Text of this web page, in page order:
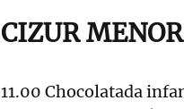
CIZUR MENOR
11.00 Chocolatada